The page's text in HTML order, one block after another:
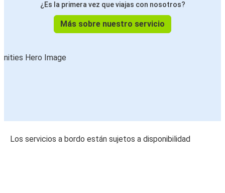
¿Es la primera vez que viajas con nosotros?
Más sobre nuestro servicio
Los servicios a bordo están sujetos a disponibilidad